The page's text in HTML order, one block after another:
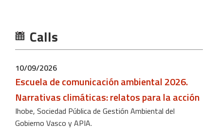
Calls
10/09/2026
Escuela de comunicación ambiental 2026.
Narrativas climáticas: relatos para la acción
Ihobe, Sociedad Pública de Gestión Ambiental del
Gobierno Vasco y APIA.